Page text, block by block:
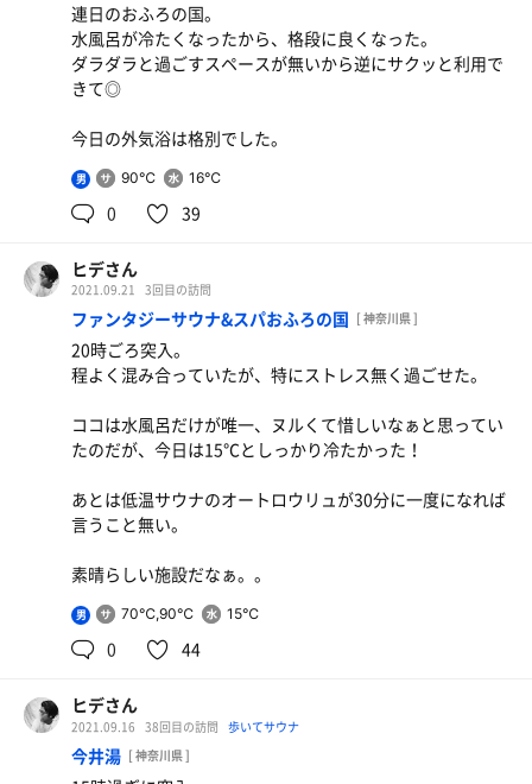
連日のおふろの国。
水風呂が冷たくなったから、格段に良くなった。
ダラダラと過ごすスペースが無いから逆にサクッと利用で
きて◎
今日の外気浴は格別でした。
男 90℃ 16℃
0 39
ヒデさん
2021.09.21 3回目の訪問
ファンタジーサウナ&スパおふろの国 [ 神奈川県 ]
20時ごろ突入。
程よく混み合っていたが、特にストレス無く過ごせた。
ココは水風呂だけが唯一、ヌルくて惜しいなぁと思ってい
たのだが、今日は15℃としっかり冷たかった！
あとは低温サウナのオートロウリュが30分に一度になれば
言うこと無い。
素晴らしい施設だなぁ。。
男 70℃,90℃ 15℃
0 44
ヒデさん
2021.09.16 38回目の訪問 歩いてサウナ
今井湯 [ 神奈川県 ]